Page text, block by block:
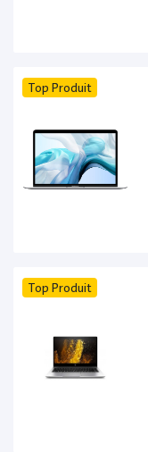
Top Produit
Top Produit